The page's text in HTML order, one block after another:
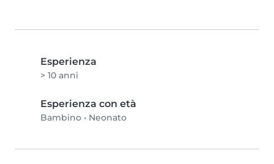
Esperienza
> 10 anni
Esperienza con età
Bambino • Neonato